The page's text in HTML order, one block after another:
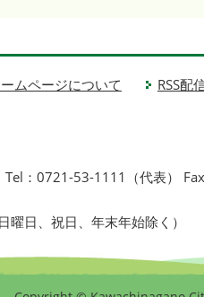
ムページについて RSS配
Tel：0721-53-1111（代表）
日、祝日、年末年始除く）